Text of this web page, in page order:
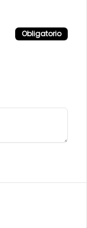
Obligatorio